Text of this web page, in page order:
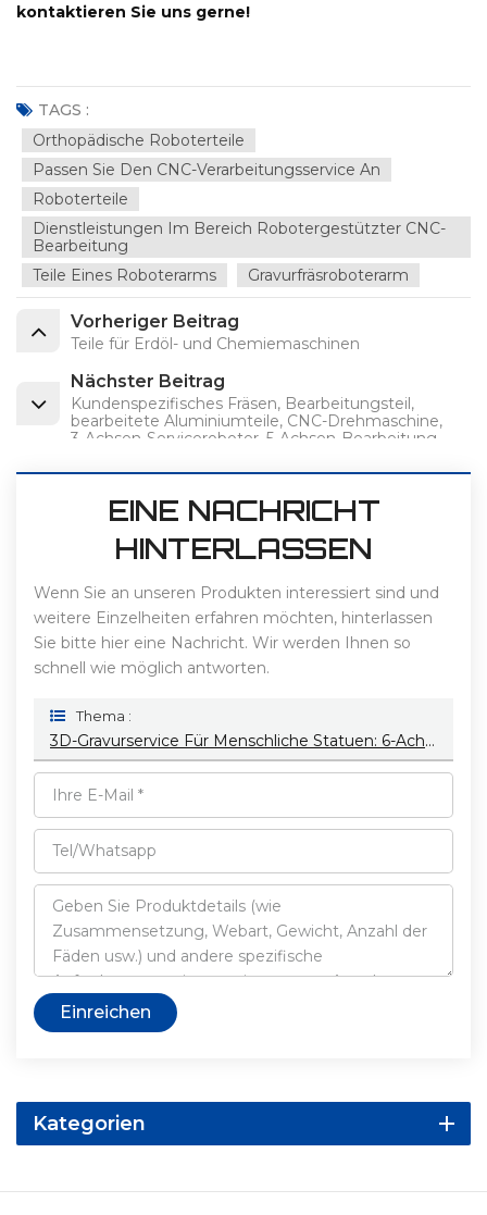
kontaktieren Sie uns gerne!
TAGS :
Orthopädische Roboterteile
Passen Sie Den CNC-Verarbeitungsservice An
Roboterteile
Dienstleistungen Im Bereich Robotergestützter CNC-
Bearbeitung
Teile Eines Roboterarms
Gravurfräsroboterarm
Vorheriger Beitrag
Teile für Erdöl- und Chemiemaschinen
Nächster Beitrag
Kundenspezifisches Fräsen, Bearbeitungsteil,
bearbeitete Aluminiumteile, CNC-Drehmaschine,
3-Achsen-Serviceroboter, 5-Achsen-Bearbeitung
EINE NACHRICHT
HINTERLASSEN
Wenn Sie an unseren Produkten interessiert sind und
weitere Einzelheiten erfahren möchten, hinterlassen
Sie bitte hier eine Nachricht. Wir werden Ihnen so
schnell wie möglich antworten.
Thema :
3D-Gravurservice Für Menschliche Statuen: 6-Achs-KUKA-Roboterarm Für Gravur Und Fräsen
Einreichen
Kategorien